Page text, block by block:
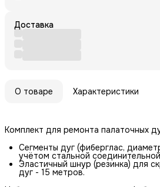
Доставка
О товаре Характеристики
Комплект для ремонта палаточных
Сегменты дуг (фиберглас,
учётом стальной
Эластичный шнур (резинка) для
дуг - 15 метров.